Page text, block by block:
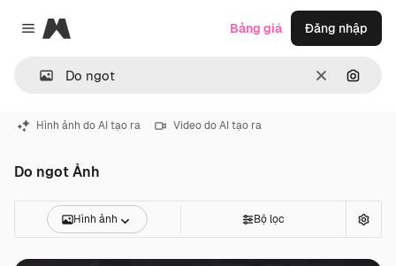
Close menu
Magnific
ThôngTìm
Bảng giá Đăng nhập
Hình ảnh do AI tạo ra Video do AI tạo ra
Do ngot Ảnh
Hình ảnh Bộ lọc